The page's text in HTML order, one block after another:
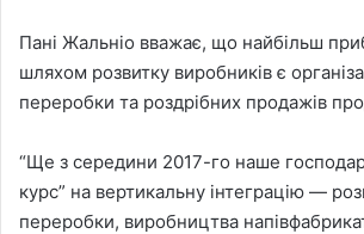
Пані Жальніо вважає, що найбільш
шляхом розвитку виробників є
переробки та роздрібних продажів
“Ще з середини 2017-го наше
курс” на вертикальну інтеграцію —
переробки, виробництва